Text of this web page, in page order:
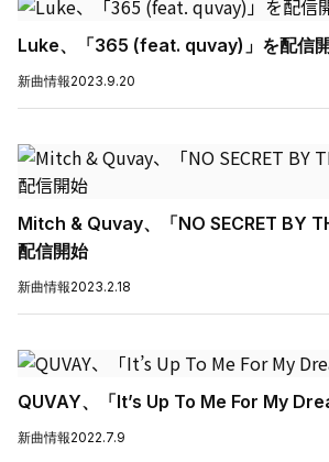
Luke、「365 (feat. quvay)」を配信
新曲情報2023.9.20
Mitch & Quvay、「NO SECRET BY
配信開始
新曲情報2023.2.18
QUVAY、「It’s Up To Me For My
新曲情報2022.7.9